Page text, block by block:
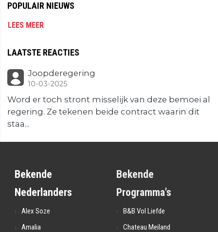
POPULAIR NIEUWS
LEES MEER
LAATSTE REACTIES
Joopderegering
10-03-2025
Word er toch stront misselijk van deze bemoei al
regering. Ze tekenen beide contract waarin dit
staa...
Bekende
Nederlanders
Alex Soze
Amalia
Bekende
Programma's
B&B Vol Liefde
Chateau Meiland